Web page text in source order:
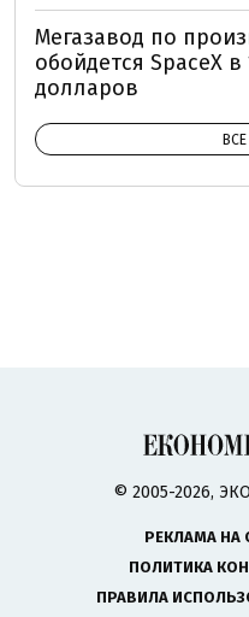
Мегазавод по
обойдется SpaceX
долларов
© 2005-2026,
РЕКЛАМА НА
ПОЛИТИКА
ПРАВИЛА